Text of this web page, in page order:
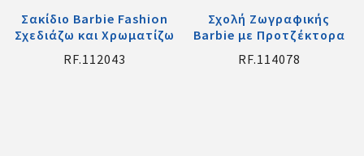
Σακίδιο Barbie Fashion
Σχεδιάζω και Χρωματίζω
RF.112043
Σχολή Ζωγραφικής
Barbie με Προτζέκτορα
RF.114078